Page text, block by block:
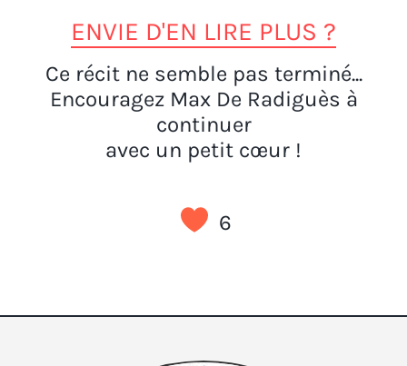
ENVIE D'EN LIRE PLUS ?
Ce récit ne semble pas terminé...
Encouragez Max De Radiguès à
continuer
avec un petit cœur !
6